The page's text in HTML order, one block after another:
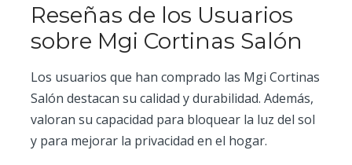
Reseñas de los Usuarios
sobre Mgi Cortinas Salón
Los usuarios que han comprado las Mgi Cortinas
Salón destacan su calidad y durabilidad. Además,
valoran su capacidad para bloquear la luz del sol
y para mejorar la privacidad en el hogar.